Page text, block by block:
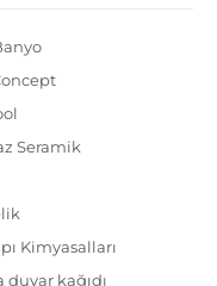
Seramik
Kimyasalları
duvar kağıdı